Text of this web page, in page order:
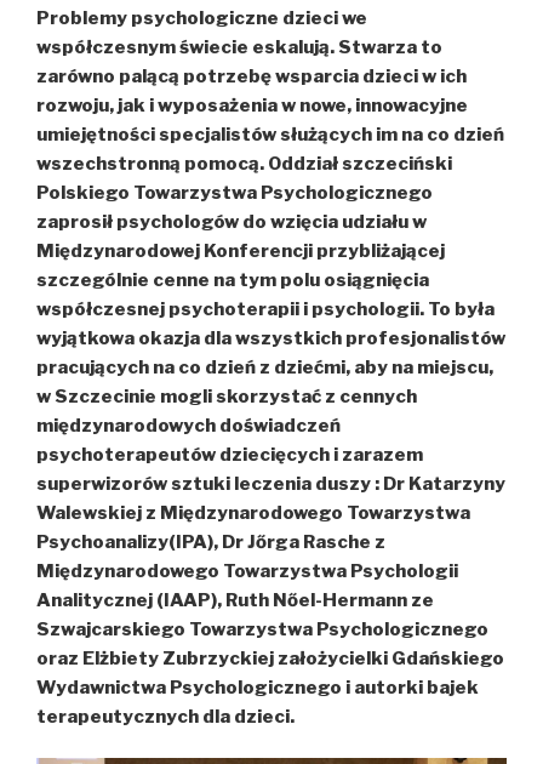
Problemy psychologiczne dzieci we
współczesnym świecie eskalują. Stwarza to
zarówno palącą potrzebę wsparcia dzieci w ich
rozwoju, jak i wyposażenia w nowe, innowacyjne
umiejętności specjalistów służących im na co dzień
wszechstronną pomocą. Oddział szczeciński
Polskiego Towarzystwa Psychologicznego
zaprosił psychologów do wzięcia udziału w
Międzynarodowej Konferencji przybliżającej
szczególnie cenne na tym polu osiągnięcia
współczesnej psychoterapii i psychologii. To była
wyjątkowa okazja dla wszystkich profesjonalistów
pracujących na co dzień z dziećmi, aby na miejscu,
w Szczecinie mogli skorzystać z cennych
międzynarodowych doświadczeń
psychoterapeutów dziecięcych i zarazem
superwizorów sztuki leczenia duszy : Dr Katarzyny
Walewskiej z Międzynarodowego Towarzystwa
Psychoanalizy(IPA), Dr Jőrga Rasche z
Międzynarodowego Towarzystwa Psychologii
Analitycznej (IAAP), Ruth Nőel-Hermann ze
Szwajcarskiego Towarzystwa Psychologicznego
oraz Elżbiety Zubrzyckiej założycielki Gdańskiego
Wydawnictwa Psychologicznego i autorki bajek
terapeutycznych dla dzieci.